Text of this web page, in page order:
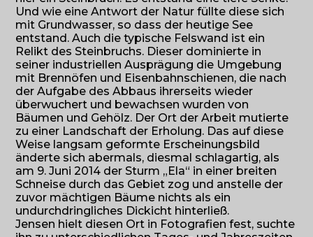
Und wie eine Antwort der Natur füllte diese sich
mit Grundwasser, so dass der heutige See
entstand. Auch die typische Felswand ist ein
Relikt des Steinbruchs. Dieser dominierte in
seiner industriellen Ausprägung die Umgebung
mit Brennöfen und Eisenbahnschienen, die nach
der Aufgabe des Abbaus ihrerseits wieder
überwuchert und bewachsen wurden von
Bäumen und Gehölz. Der Ort der Arbeit mutierte
zu einer Landschaft der Erholung. Das auf diese
Weise langsam geformte Erscheinungsbild
änderte sich abermals, diesmal schlagartig, als
am 9. Juni 2014 der Sturm „Ela“ in einer breiten
Schneise durch das Gebiet zog und anstelle der
zuvor mächtigen Bäume nichts als ein
undurchdringliches Dickicht hinterließ.
Jensen hielt diesen Ort in Fotografien fest, suchte